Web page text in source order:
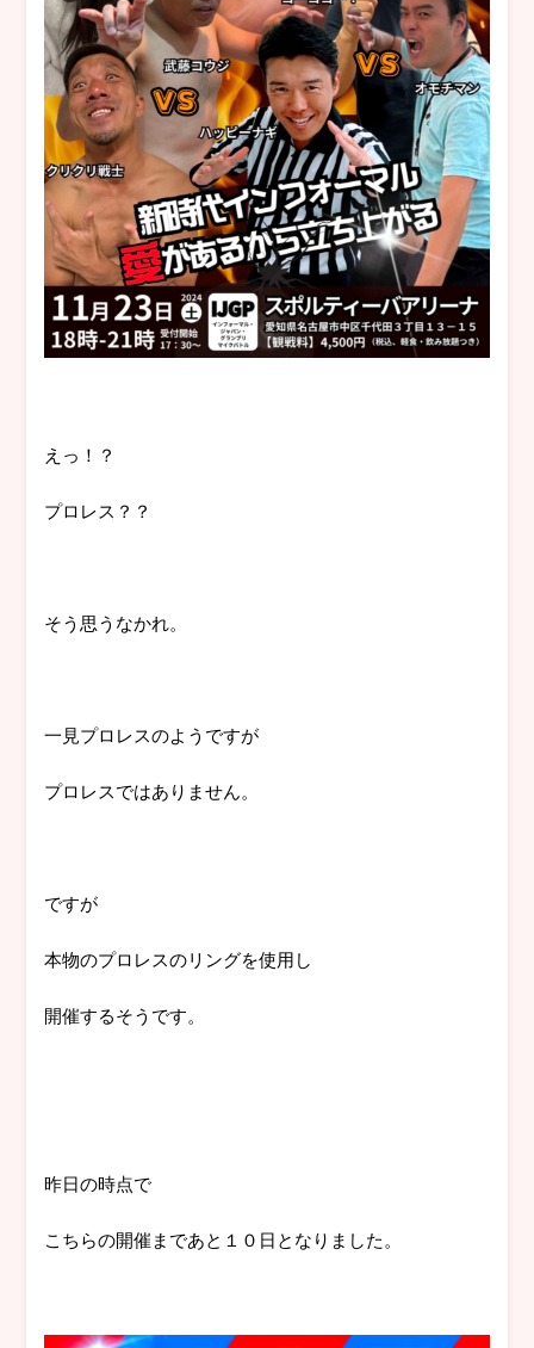
えっ！？
プロレス？？
そう思うなかれ。
一見プロレスのようですが
プロレスではありません。
ですが
本物のプロレスのリングを使用し
開催するそうです。
昨日の時点で
こちらの開催まであと１０日となりました。